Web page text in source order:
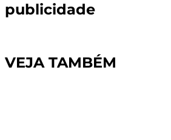
publicidade
VEJA TAMBÉM